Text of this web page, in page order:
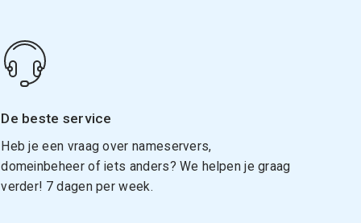
De beste service
Heb je een vraag over nameservers,
domeinbeheer of iets anders? We helpen je graag
verder! 7 dagen per week.